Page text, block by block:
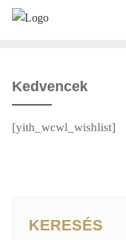
Kedvencek
[yith_wcwl_wishlist]
KERESÉS